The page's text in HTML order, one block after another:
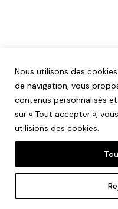
Nous utilisons des
de navigation, vous
contenus personnalisés
sur « Tout accepter »,
utilisions des cookies.